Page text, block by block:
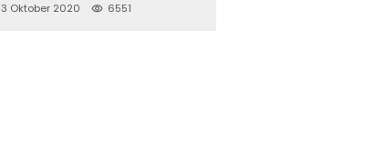
3 Oktober 2020 6551